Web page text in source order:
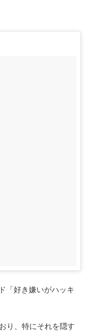
「好き嫌いがハッキ
り、特にそれを隠す